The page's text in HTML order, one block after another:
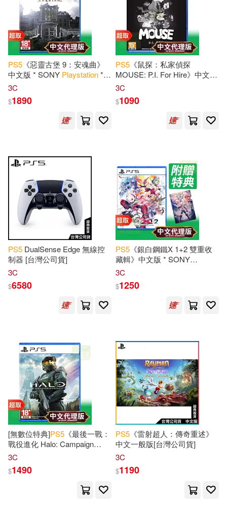
PS5 《惡靈古堡 9：安魂曲》
中文版 * SONY Playstation*
台灣代理版
3C
$1890
PS5 《鼠探：私家偵探
MOUSE: P.I. For Hire》中文版
* SONY
3C
$1090
PS5 DualSense Edge 無線控
制器 [台灣公司貨]
3C
$6580
PS5 《銀白鋼鐵X 1+2 雙重收
藏輯》中文版 * SONY
Playstation
3C
$1250
[無數位特典]PS5 《最後一戰：
戰役進化 Halo: Campaign
Evolved》中文版* SONY
3C
$1490
PS5 《雷射超人：傳奇重述》
中文一般版[台灣公司貨]
3C
$1190